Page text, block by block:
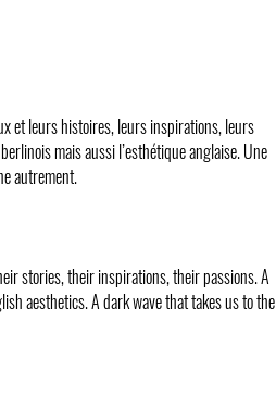
et leurs histoires, leurs inspirations, leurs
mais aussi l’esthétique anglaise. Une
autrement.
stories, their inspirations, their passions. A
aesthetics. A dark wave that takes us to the